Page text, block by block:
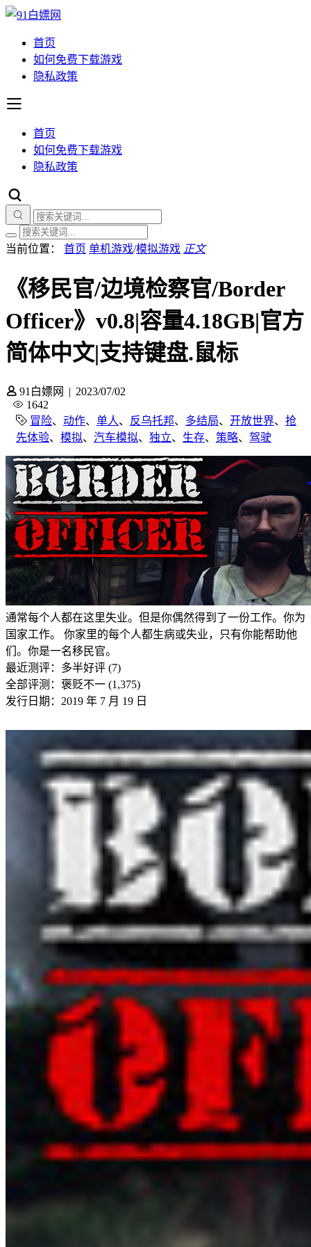
首页
如何免费下载游戏
隐私政策
首页
如何免费下载游戏
隐私政策
当前位置： 首页 单机游戏/模拟游戏 正文
《移民官/边境检察官/Border
Officer》v0.8|容量4.18GB|官方
简体中文|支持键盘.鼠标
91白嫖网 | 2023/07/02
1642
冒险、 动作、 单人、 反乌托邦、 多结局、 开放世界、 抢
先体验、 模拟、 汽车模拟、 独立、 生存、 策略、 驾驶
通常每个人都在这里失业。但是你偶然得到了一份工作。你为
国家工作。 你家里的每个人都生病或失业，只有你能帮助他
们。你是一名移民官。
最近测评： 多半好评 (7)
全部评测： 褒贬不一 (1,375)
发行日期：2019 年 7 月 19 日
关于这款游戏
欢迎来到Stavronzka